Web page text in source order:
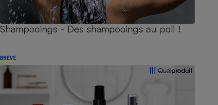
Shampooings - Des shampooings au poil !
BRÈVE